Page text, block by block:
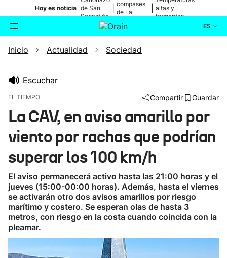
Hoy es noticia de San
Sebastián
compases
de La
altas y
tormentas
ES
Buscador Actualidad
Ikusmiran
Eguraldia
Inicio Actualidad Sociedad
Escuchar
EL TIEMPO Compartir Guardar
La CAV, en aviso amarillo por
viento por rachas que podrían
superar los 100 km/h
El aviso permanecerá activo hasta las 21:00 horas y el
jueves (15:00-00:00 horas). Además, hasta el viernes
se activarán otro dos avisos amarillos por riesgo
marítimo y costero. Se esperan olas de hasta 3
metros, con riesgo en la costa cuando coincida con la
pleamar.